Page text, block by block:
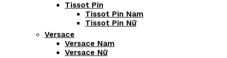
Tissot Pin
Tissot Pin Nam
Tissot Pin Nữ
Versace
Versace Nam
Versace Nữ